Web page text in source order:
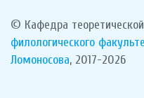
© Кафедра
филологического
Ломоносова, 2017-2026